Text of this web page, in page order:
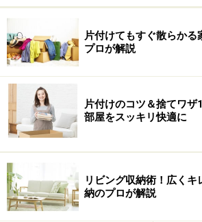
・食器収納グッズ5：アクリル仕切棚
ィスプレイスタンド（ダイソー）
・
食器収納のアイデア実例集
・
食器収納のコツ：まとめ
■食器収納のルール1：自分にとって
る
片付けてもすぐ散らか
プロが解説
片付けのコツ＆捨てワ
部屋をスッキリ快適に
リビング収納術！広く
納のプロが解説